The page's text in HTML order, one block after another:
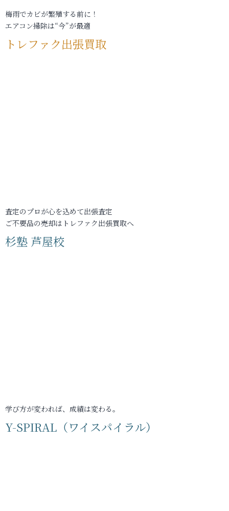
梅雨でカビが繁殖する前に！
エアコン掃除は“今”が最適
トレファク出張買取
査定のプロが心を込めて出張査定
ご不要品の売却はトレファク出張買取へ
杉塾 芦屋校
学び方が変われば、成績は変わる。
Y-SPIRAL（ワイスパイラル）